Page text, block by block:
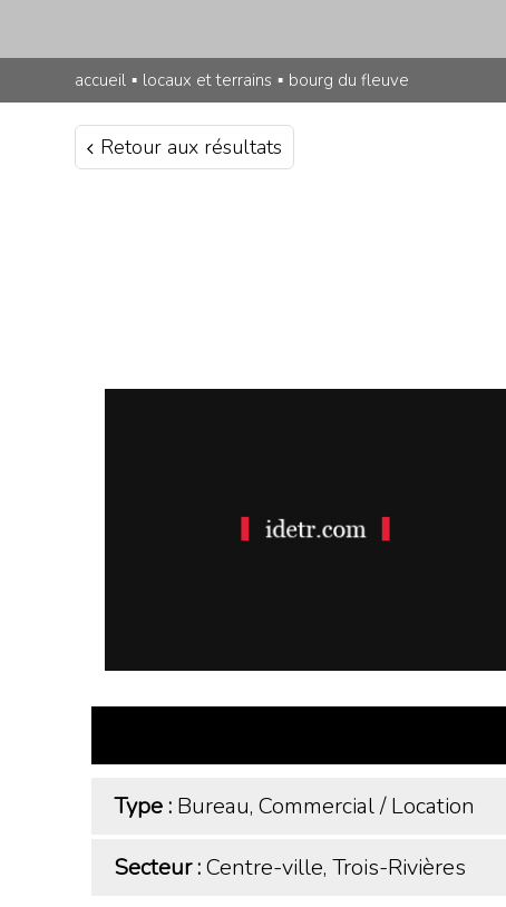
accueil ▪ locaux et terrains ▪ bourg du fleuve
Retour aux résultats
Type : Bureau, Commercial/Location
Secteur :Centre-ville, Trois-Rivières